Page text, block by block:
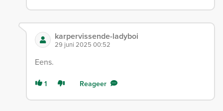
karpervissende-ladyboi
29 juni 2025 00:52
Eens.
1 Reageer